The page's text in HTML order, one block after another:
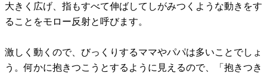
大きく広げ、指もすべて伸ばしてしがみつくような動きをす
ることをモロー反射と呼びます。
激しく動くので、びっくりするママやパパは多いことでしょ
う。何かに抱きつこうとするように見えるので、「抱きつき